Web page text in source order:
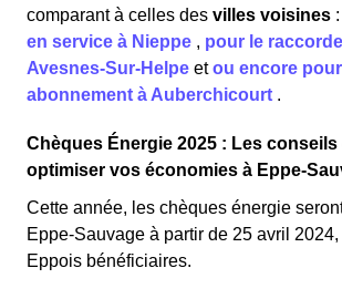
comparant à celles des villes voisines :
en service à Nieppe , pour le
Avesnes-Sur-Helpe etou encore
abonnement à Auberchicourt .
Chèques Énergie 2025 : Les conseils
optimiser vos économies à Eppe-
Cette année, les chèques énergie
Eppe-Sauvage à partir de 25 avril
Eppois bénéficiaires.